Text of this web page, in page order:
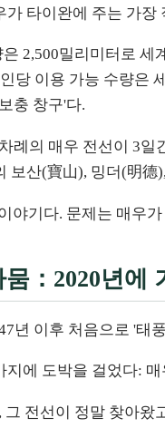
가 타이완에 주는 가장
2,500밀리미터로 세
당 이용 가능 수량은
충 창구'다.
례의 매우 전선이 3
보산(寶山), 밍더(明
야기다. 문제는 매우
：2020년에
년 이후 처음으로 '태
지에 도박을 걸었다:
그 전선이 정말 찾아